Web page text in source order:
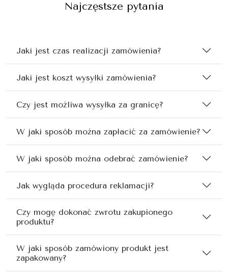
Najczęstsze pytania
Jaki jest czas realizacji zamówienia?
Jaki jest koszt wysyłki zamówienia?
Czy jest możliwa wysyłka za granicę?
W jaki sposób można zapłacić za zamówienie?
W jaki sposób można odebrać zamówienie?
Jak wygląda procedura reklamacji?
Czy mogę dokonać zwrotu zakupionego
produktu?
W jaki sposób zamówiony produkt jest
zapakowany?